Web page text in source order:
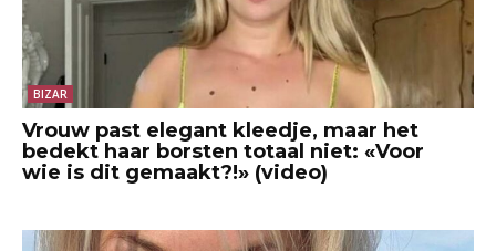
BIZAR
Vrouw past elegant kleedje, maar het
bedekt haar borsten totaal niet: «Voor
wie is dit gemaakt?!» (video)